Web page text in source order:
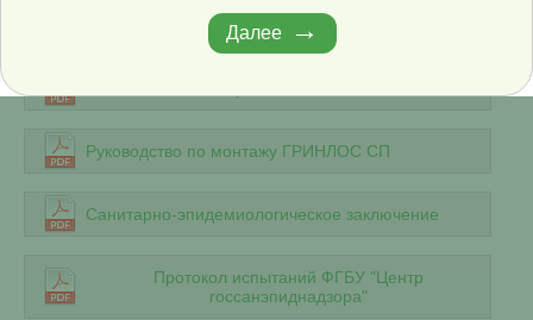
Сертификат соответствия ГОСТ Р ИСО 14001-2016
Руководство по монтажу ГРИНЛОС СП
Санитарно-эпидемиологическое заключение
Протокол испытаний ФГБУ "Центр
госсанэпиднадзора"
Далее